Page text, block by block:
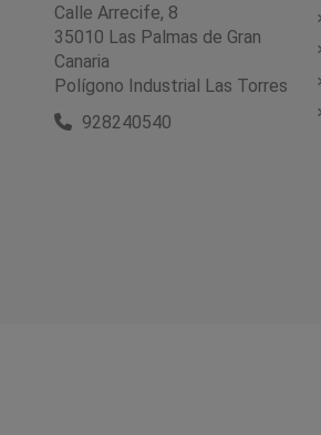
Calle Arrecife, 8
35010 Las Palmas de Gran
Canaria
Polígono Industrial Las Torres
928240540